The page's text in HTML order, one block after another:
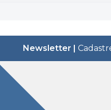
Newsletter |